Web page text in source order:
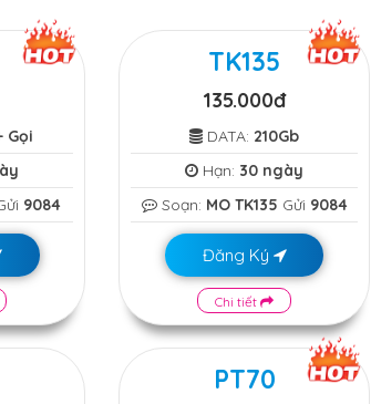
Gọi
9084
TK135
135.000đ
DATA: 210Gb
Hạn: 30 ngày
Soạn: MO TK135 Gửi 9084
Đăng Ký
Chi tiết
PT70